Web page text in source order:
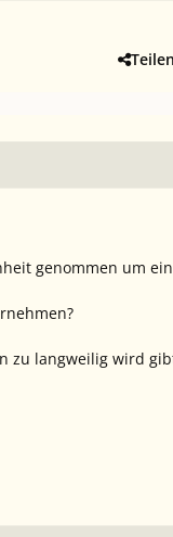
Teilen
genommen um
zu langweilig wird